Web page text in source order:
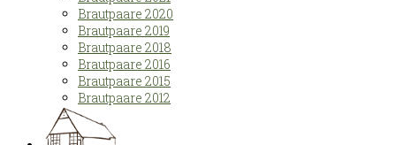
Brautpaare 2020
Brautpaare 2019
Brautpaare 2018
Brautpaare 2016
Brautpaare 2015
Brautpaare 2012